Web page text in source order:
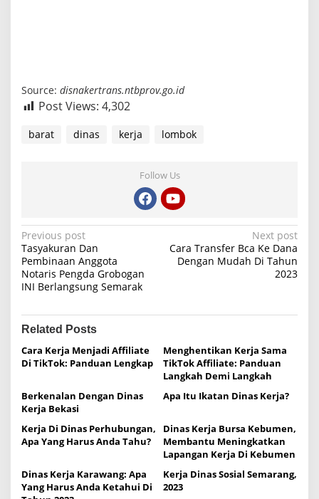
Source: disnakertrans.ntbprov.go.id
Post Views: 4,302
barat dinas kerja lombok
Follow Us
P
o
s
n
a
v
g
a
t
o
Previous post
Tasyakuran Dan
Pembinaan Anggota
Notaris Pengda Grobogan
INI Berlangsung Semarak
Next post
Cara Transfer Bca Ke Dana
Dengan Mudah Di Tahun
2023
Related Posts
Cara Kerja Menjadi Affiliate
Di TikTok: Panduan Lengkap
Menghentikan Kerja Sama
TikTok Affiliate: Panduan
Langkah Demi Langkah
Berkenalan Dengan Dinas
Kerja Bekasi
Apa Itu Ikatan Dinas Kerja?
Kerja Di Dinas Perhubungan,
Apa Yang Harus Anda Tahu?
Dinas Kerja Bursa Kebumen,
Membantu Meningkatkan
Lapangan Kerja Di Kebumen
Dinas Kerja Karawang: Apa
Yang Harus Anda Ketahui Di
Kerja Dinas Sosial Semarang,
2023